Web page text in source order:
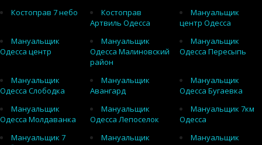
Костоправ 7 небо
Костоправ
Артвиль Одесса
Мануальщик
центр Одесса
Мануальщик
Одесса центр
Мануальщик
Одесса Малиновский
район
Мануальщик
Одесса Пересыпь
Мануальщик
Одесса Слободка
Мануальщик
Авангард
Мануальщик
Одесса Бугаевка
Мануальщик
Одесса Молдаванка
Мануальщик
Одесса Лепоселок
Мануальщик 7км
Одесса
Мануальщик 7
Мануальщик
Мануальщик